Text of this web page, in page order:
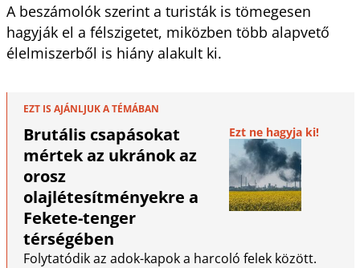
A beszámolók szerint a turisták is tömegesen
hagyják el a félszigetet, miközben több alapvető
élelmiszerből is hiány alakult ki.
EZT IS AJÁNLJUK A TÉMÁBAN
Brutális csapásokat
mértek az ukránok az
orosz
olajlétesítményekre a
Fekete-tenger
térségében
Ezt ne hagyja ki!
Folytatódik az adok-kapok a harcoló felek között.